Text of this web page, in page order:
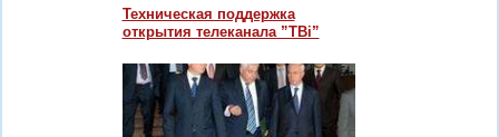
Техническая поддержка
открытия телеканала ”TBi”